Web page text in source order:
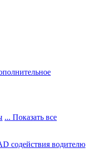
... Показать все
содействия водителю